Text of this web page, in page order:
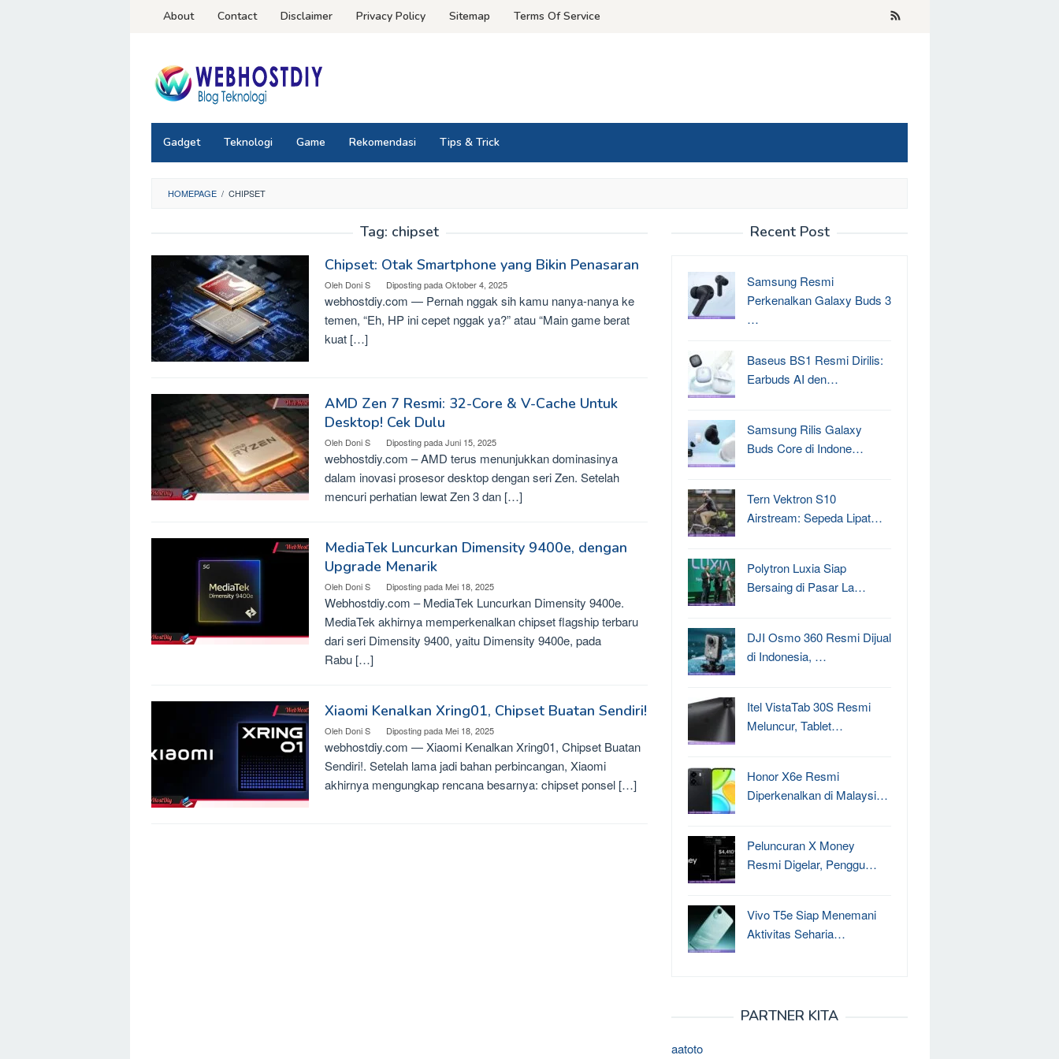
About Contact Disclaimer Privacy Policy Sitemap Terms Of Service
Gadget Teknologi Game Rekomendasi Tips & Trick
HOMEPAGE / CHIPSET
Tag: chipset
Chipset: Otak Smartphone yang Bikin Penasaran
Oleh Doni S Diposting padaOktober 4, 2025
webhostdiy.com — Pernah nggak sih kamu nanya-nanya ke
temen, “Eh, HP ini cepet nggak ya?” atau “Main game berat
kuat […]
AMD Zen 7 Resmi: 32-Core & V-Cache Untuk
Desktop! Cek Dulu
Oleh Doni S Diposting padaJuni 15, 2025
webhostdiy.com – AMD terus menunjukkan dominasinya
dalam inovasi prosesor desktop dengan seri Zen. Setelah
mencuri perhatian lewat Zen 3 dan […]
MediaTek Luncurkan Dimensity 9400e, dengan
Upgrade Menarik
Oleh Doni S Diposting padaMei 18, 2025
Webhostdiy.com – MediaTek Luncurkan Dimensity 9400e.
MediaTek akhirnya memperkenalkan chipset flagship terbaru
dari seri Dimensity 9400, yaitu Dimensity 9400e, pada
Rabu […]
Xiaomi Kenalkan Xring01, Chipset Buatan Sendiri!
Oleh Doni S Diposting padaMei 18, 2025
webhostdiy.com — Xiaomi Kenalkan Xring01, Chipset Buatan
Sendiri!. Setelah lama jadi bahan perbincangan, Xiaomi
akhirnya mengungkap rencana besarnya: chipset ponsel […]
Recent Post
Samsung Resmi
Perkenalkan Galaxy Buds 3
…
Baseus BS1 Resmi Dirilis:
Earbuds AI den…
Samsung Rilis Galaxy
Buds Core di Indone…
Tern Vektron S10
Airstream: Sepeda Lipat…
Polytron Luxia Siap
Bersaing di Pasar La…
DJI Osmo 360 Resmi Dijual
di Indonesia, …
Itel VistaTab 30S Resmi
Meluncur, Tablet…
Honor X6e Resmi
Diperkenalkan di Malaysi…
Peluncuran X Money
Resmi Digelar, Penggu…
Vivo T5e Siap Menemani
Aktivitas Seharia…
PARTNER KITA
aatoto